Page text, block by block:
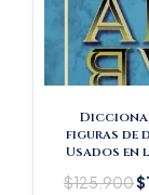
figuras de
Usados en
$125.900$